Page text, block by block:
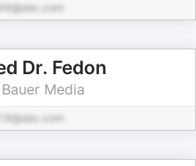
Dr. Fedon
Media